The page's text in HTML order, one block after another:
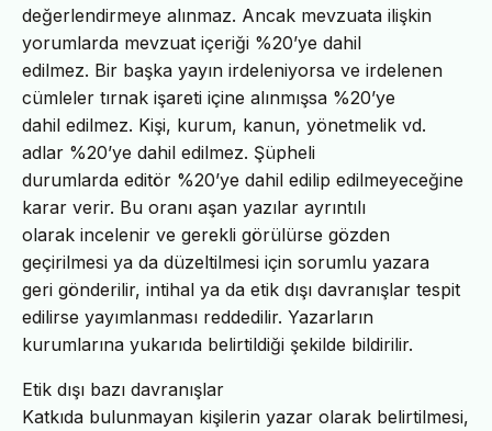
değerlendirmeye alınmaz. Ancak mevzuata ilişkin
yorumlarda mevzuat içeriği %20’ye dahil
edilmez. Bir başka yayın irdeleniyorsa ve irdelenen
cümleler tırnak işareti içine alınmışsa %20’ye
dahil edilmez. Kişi, kurum, kanun, yönetmelik vd.
adlar %20’ye dahil edilmez. Şüpheli
durumlarda editör %20’ye dahil edilip edilmeyeceğine
karar verir. Bu oranı aşan yazılar ayrıntılı
olarak incelenir ve gerekli görülürse gözden
geçirilmesi ya da düzeltilmesi için sorumlu yazara
geri gönderilir, intihal ya da etik dışı davranışlar tespit
edilirse yayımlanması reddedilir. Yazarların
kurumlarına yukarıda belirtildiği şekilde bildirilir.
Etik dışı bazı davranışlar
Katkıda bulunmayan kişilerin yazar olarak belirtilmesi,